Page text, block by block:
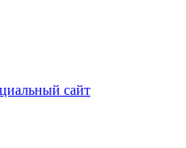
сайт